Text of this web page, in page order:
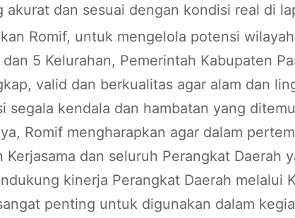
akurat dan sesuai dengan kondisi real di
Romif, untuk mengelola potensi
dan 5 Kelurahan, Pemerintah Kabupaten
valid dan berkualitas agar alam dan
segala kendala dan hambatan yang
Romif mengharapkan agar dalam
Kerjasama dan seluruh Perangkat
kinerja Perangkat Daerah melalui
penting untuk digunakan dalam